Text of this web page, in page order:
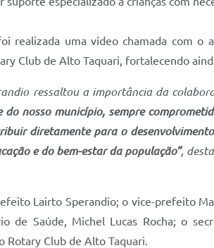
realizada uma vídeo chamada com
Club de Alto Taquari, fortalecendo
ressaltou a importância da
nosso município, sempre
diretamente para o
e do bem-estar da população”,
Lairto Sperandio; o vice-prefeito
de Saúde, Michel Lucas Rocha; o
Rotary Club de Alto Taquari.